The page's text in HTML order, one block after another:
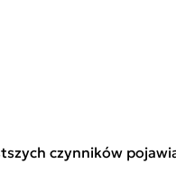
czynników